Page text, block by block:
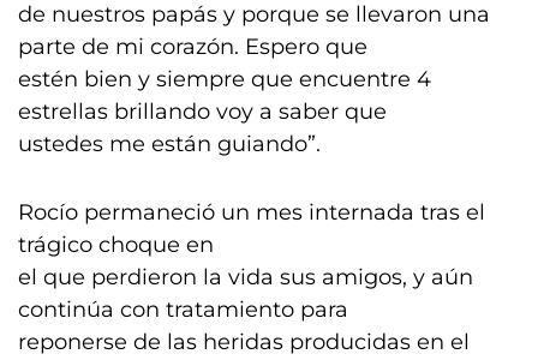
de nuestros papás y porque se llevaron una
parte de mi corazón. Espero que
estén bien y siempre que encuentre 4
estrellas brillando voy a saber que
ustedes me están guiando”.
Rocío permaneció un mes internada tras el
trágico choque en
el que perdieron la vida sus amigos, y aún
continúa con tratamiento para
reponerse de las heridas producidas en el